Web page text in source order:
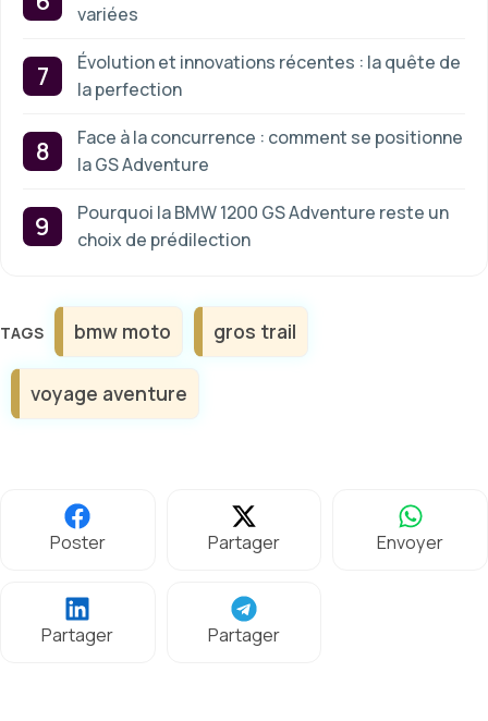
variées
Évolution et innovations récentes : la quête de
la perfection
Face à la concurrence : comment se positionne
la GS Adventure
Pourquoi la BMW 1200 GS Adventure reste un
choix de prédilection
Étiquettes
bmw moto gros trail
voyage aventure
Poster Partager Envoyer
Partager Partager